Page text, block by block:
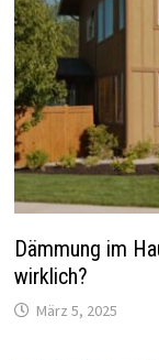
Dämmung im
wirklich?
März 5, 2025